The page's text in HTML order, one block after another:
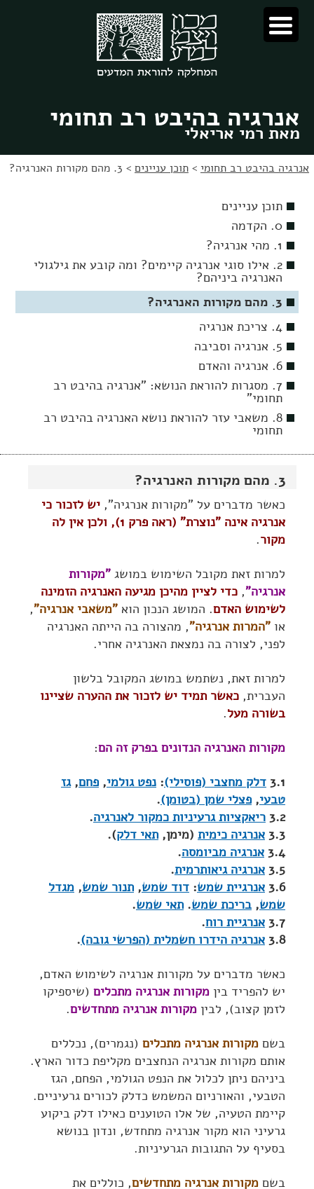
לתוכן
לניווט
אנרגיה בהיבט רב תחומי
מאת רמי אריאלי
אנרגיה בהיבט רב תחומי > תוכן עניינים > 3. מהם מקורות האנרגיה?
3. מהם מקורות האנרגיה?
כאשר מדברים על "מקורות אנרגיה", יש לזכור כי
אנרגיה אינה "נוצרת" (ראה פרק 1), ולכן אין לה
מקור.
למרות זאת מקובל השימוש במושג "מקורות
אנרגיה", כדי לציין מהיכן מגיעה האנרגיה הזמינה
לשימוש האדם. המושג הנכון הוא "משאבי אנרגיה",
או "המרות אנרגיה", מהצורה בה הייתה האנרגיה
לפני, לצורה בה נמצאת האנרגיה אחרי.
למרות זאת, נשתמש במושג המקובל בלשון
העברית, כאשר תמיד יש לזכור את ההערה שציינו
בשורה מעל.
מקורות האנרגיה הנדונים בפרק זה הם:
3.1 דלק מחצבי (פוסילי): נפט גולמי, פחם,גז
טבעי, פצלי שמן (בטומן).
3.2 ריאקציות גרעיניות כמקור לאנרגיה.
3.3 אנרגיה כימית (מימן, תאי דלק).
3.4 אנרגיה מביומסה.
3.5 אנרגיה גיאותרמית.
3.6 אנרגיית שמש: דוד שמש, תנור שמש, מגדל
שמש, בריכת שמש. תאי שמש.
3.7 אנרגיית רוח.
3.8 אנרגיה הידרו חשמלית (הפרשי גובה).
כאשר מדברים על מקורות אנרגיה לשימוש האדם,
יש להפריד בין מקורות אנרגיה מתכלים (שיספיקו
לזמן קצוב), לבין מקורות אנרגיה מתחדשים.
בשם מקורות אנרגיה מתכלים (נגמרים), נכללים
אותם מקורות אנרגיה הנחצבים מקליפת כדור הארץ.
ביניהם ניתן לכלול את הנפט הגולמי, הפחם, הגז
הטבעי, והאורניום המשמש כדלק לכורים גרעיניים.
קיימת הטעיה, של אלו הטוענים כאילו דלק ביקוע
גרעיני הוא מקור אנרגיה מתחדש, ונדון בנושא
בסעיף על התגובות הגרעיניות.
בשם מקורות אנרגיה מתחדשים, כוללים את
תוכן עניינים
0. הקדמה
1. מהי אנרגיה?
2. אילו סוגי אנרגיה קיימים? ומה קובע את גילגולי
האנרגיה ביניהם?
3. מהם מקורות האנרגיה?
4. צריכת אנרגיה
5. אנרגיה וסביבה
6. אנרגיה והאדם
7. מסגרות להוראת הנושא: "אנרגיה בהיבט רב
תחומי"
8. משאבי עזר להוראת נושא האנרגיה בהיבט רב
תחומי